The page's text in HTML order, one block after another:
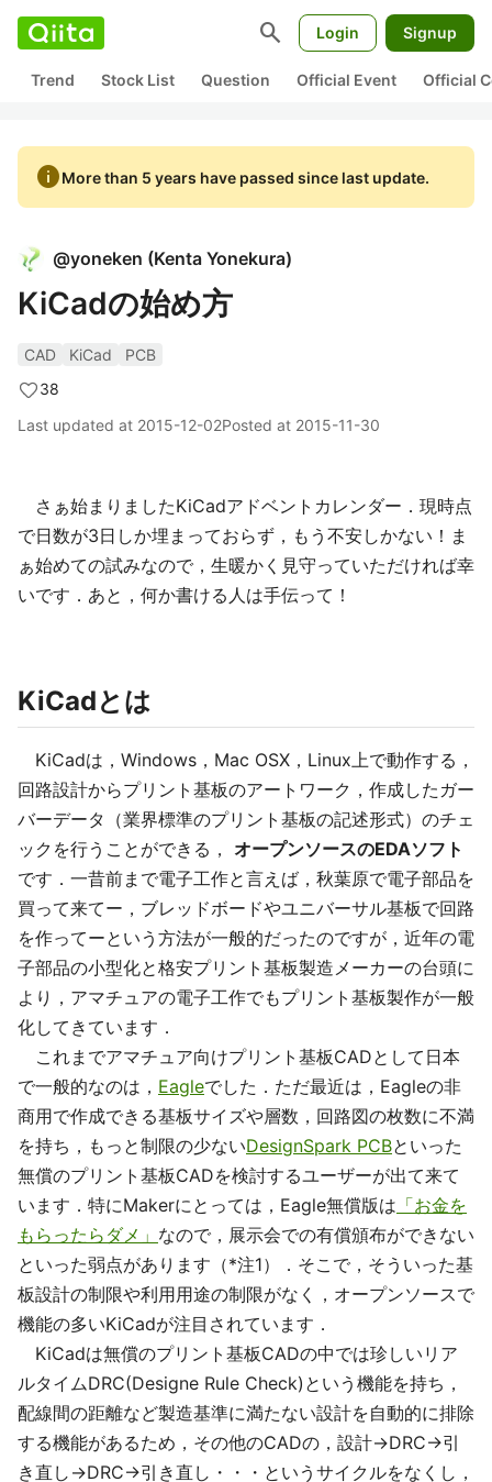
search Login Signup
Trend Stock List Question Official Event Official
infoMore than 5 years have passed since last update.
@yoneken (Kenta Yonekura)
KiCadの始め方
CAD KiCad
PCB
38
Last updated at 2015-12-02Posted at 2015-11-30
さぁ始まりましたKiCadアドベントカレンダー．現時点
で日数が3日しか埋まっておらず，もう不安しかない！ま
ぁ始めての試みなので，生暖かく見守っていただければ幸
いです．あと，何か書ける人は手伝って！
KiCadとは
KiCadは，Windows，Mac OSX，Linux上で動作する，
回路設計からプリント基板のアートワーク，作成したガー
バーデータ（業界標準のプリント基板の記述形式）のチェ
ックを行うことができる， オープンソースのEDAソフト
です．一昔前まで電子工作と言えば，秋葉原で電子部品を
買って来てー，ブレッドボードやユニバーサル基板で回路
を作ってーという方法が一般的だったのですが，近年の電
子部品の小型化と格安プリント基板製造メーカーの台頭に
より，アマチュアの電子工作でもプリント基板製作が一般
化してきています．
これまでアマチュア向けプリント基板CADとして日本
で一般的なのは， Eagleでした．ただ最近は，Eagleの非
商用で作成できる基板サイズや層数，回路図の枚数に不満
を持ち，もっと制限の少ないDesignSpark PCBといった
無償のプリント基板CADを検討するユーザーが出て来て
います．特にMakerにとっては，Eagle無償版は 「お金を
もらったらダメ」 なので，展示会での有償頒布ができない
といった弱点があります（*注1）．そこで，そういった基
板設計の制限や利用用途の制限がなく，オープンソースで
機能の多いKiCadが注目されています．
KiCadは無償のプリント基板CADの中では珍しいリア
ルタイムDRC(Designe Rule Check)という機能を持ち，
配線間の距離など製造基準に満たない設計を自動的に排除
する機能があるため，その他のCADの，設計→DRC→引
き直し→DRC→引き直し・・・というサイクルをなくし，